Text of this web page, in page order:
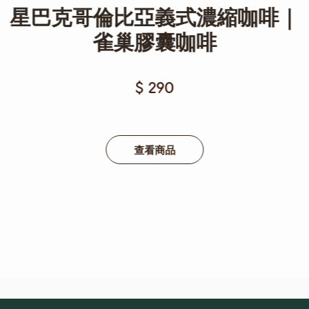
星巴克哥倫比亞義式濃縮咖啡｜
雀巢膠囊咖啡
$ 290
查看商品